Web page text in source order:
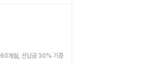
60개월, 선납금 30% 기준